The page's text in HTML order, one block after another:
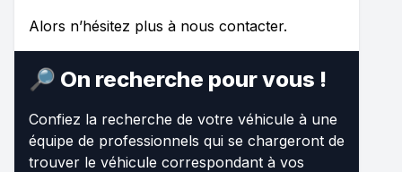
Alors n’hésitez plus à nous contacter.
🔎 On recherche pour vous !
Confiez la recherche de votre véhicule à une
équipe de professionnels qui se chargeront de
trouver le véhicule correspondant à vos